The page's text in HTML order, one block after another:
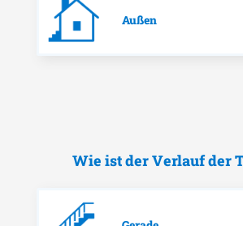
Außen
Wie ist der Verlauf der